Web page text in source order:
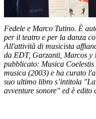
Fedele e Marco Tutino. È
per il teatro e per la danza
All'attività di musicista
da EDT, Garzanti, Marcos y
pubblicato: Musica
musica (2003) e ha curato
suo ultimo libro s’intitola
avventure sonore" ed è edito